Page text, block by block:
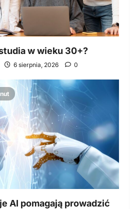
w wieku 30+?
6 sierpnia, 2026 0
AI pomagają prowadzić